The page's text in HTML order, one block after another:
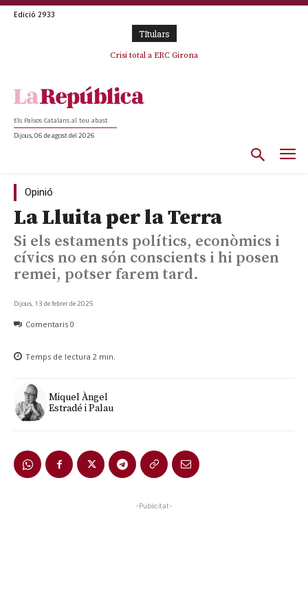
Edició 2933
TItulars
Crisi total a ERC Girona
L’abandonament de les seleccions catalanes per part de la UFEC
Els Països Catalans al teu abast
Dijous, 06 de agost del 2026
Opinió
La Lluita per la Terra
Si els estaments polítics, econòmics i
cívics no en són conscients i hi posen
remei, potser farem tard.
Dijous, 13 de febrer de 2025
Comentaris 0
Temps de lectura 2 min.
Miquel Àngel
Estradé i Palau
-Publicitat-